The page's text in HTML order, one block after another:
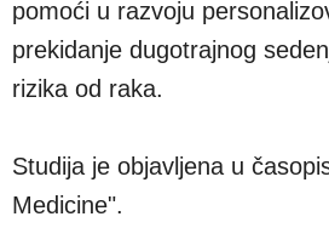
pomoći u razvoju
prekidanje dugotrajnog
rizika od raka.
Studija je objavljena u
Medicine".